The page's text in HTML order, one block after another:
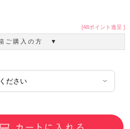
[48ポイント進呈 ]
購入の方 ▼